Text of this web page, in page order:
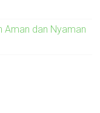
Aman dan Nyaman